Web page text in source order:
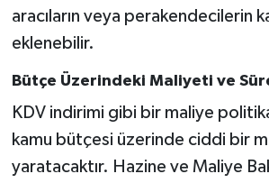
aracıların veya perakendecilerin
eklenebilir.
Bütçe Üzerindeki Maliyeti ve
KDV indirimi gibi bir maliye
kamu bütçesi üzerinde ciddi bir
yaratacaktır. Hazine ve Maliye